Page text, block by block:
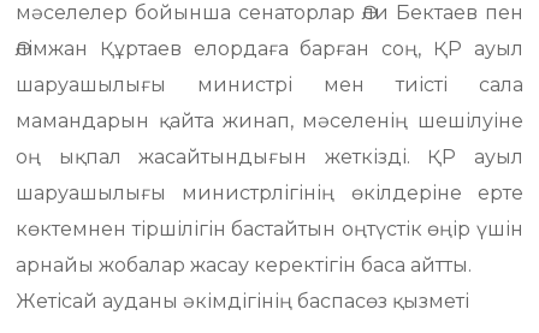
мәселелер бойынша сенаторлар Әли Бектаев пен
Әлімжан Құртаев елордаға барған соң, ҚР ауыл
шаруашылығы министрі мен тиісті сала
мамандарын қайта жинап, мәселенің шешілуіне
оң ықпал жасайтындығын жеткізді. ҚР ауыл
шаруашылығы министрлігінің өкілдеріне ерте
көктемнен тіршілігін бастайтын оңтүстік өңір үшін
арнайы жобалар жасау керектігін баса айтты.
Жетісай ауданы әкімдігінің баспасөз қызметі